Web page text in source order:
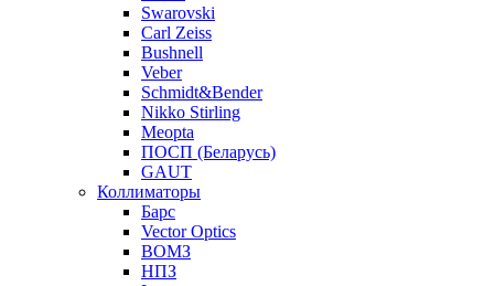
Swarovski
Carl Zeiss
Bushnell
Veber
Schmidt&Bender
Nikko Stirling
Meopta
ПОСП (Беларусь)
GAUT
Коллиматоры
Барс
Vector Optics
ВОМЗ
НПЗ